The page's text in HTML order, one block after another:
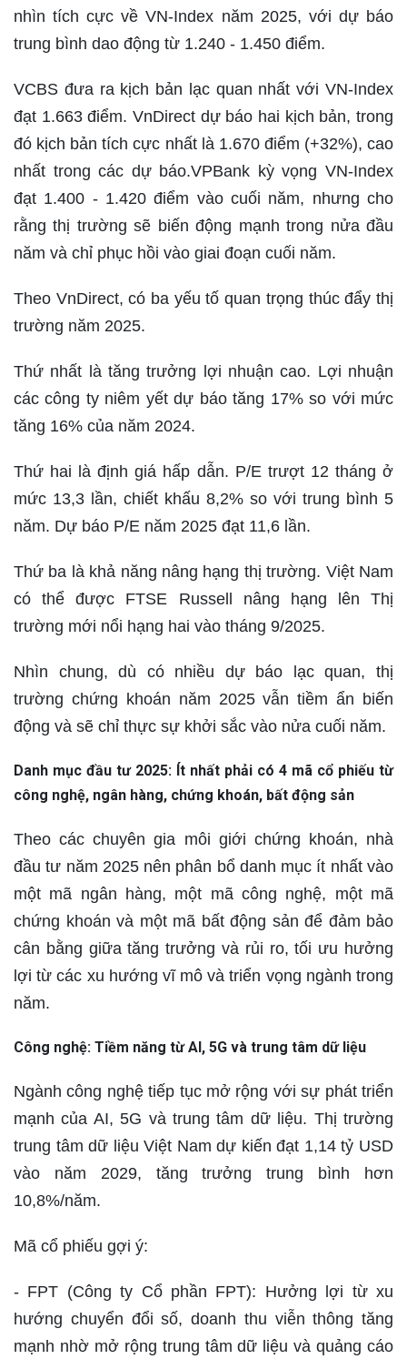
nhìn tích cực về VN-Index năm 2025, với dự báo
trung bình dao động từ 1.240 - 1.450 điểm.
VCBS đưa ra kịch bản lạc quan nhất với VN-Index
đạt 1.663 điểm. VnDirect dự báo hai kịch bản, trong
đó kịch bản tích cực nhất là 1.670 điểm (+32%), cao
nhất trong các dự báo.VPBank kỳ vọng VN-Index
đạt 1.400 - 1.420 điểm vào cuối năm, nhưng cho
rằng thị trường sẽ biến động mạnh trong nửa đầu
năm và chỉ phục hồi vào giai đoạn cuối năm.
Theo VnDirect, có ba yếu tố quan trọng thúc đẩy thị
trường năm 2025.
Thứ nhất là tăng trưởng lợi nhuận cao. Lợi nhuận
các công ty niêm yết dự báo tăng 17% so với mức
tăng 16% của năm 2024.
Thứ hai là định giá hấp dẫn. P/E trượt 12 tháng ở
mức 13,3 lần, chiết khấu 8,2% so với trung bình 5
năm. Dự báo P/E năm 2025 đạt 11,6 lần.
Thứ ba là khả năng nâng hạng thị trường. Việt Nam
có thể được FTSE Russell nâng hạng lên Thị
trường mới nổi hạng hai vào tháng 9/2025.
Nhìn chung, dù có nhiều dự báo lạc quan, thị
trường chứng khoán năm 2025 vẫn tiềm ẩn biến
động và sẽ chỉ thực sự khởi sắc vào nửa cuối năm.
Danh mục đầu tư 2025: Ít nhất phải có 4 mã cổ phiếu từ
công nghệ, ngân hàng, chứng khoán, bất động sản
Theo các chuyên gia môi giới chứng khoán, nhà
đầu tư năm 2025 nên phân bổ danh mục ít nhất vào
một mã ngân hàng, một mã công nghệ, một mã
chứng khoán và một mã bất động sản để đảm bảo
cân bằng giữa tăng trưởng và rủi ro, tối ưu hưởng
lợi từ các xu hướng vĩ mô và triển vọng ngành trong
năm.
Công nghệ: Tiềm năng từ AI, 5G và trung tâm dữ liệu
Ngành công nghệ tiếp tục mở rộng với sự phát triển
mạnh của AI, 5G và trung tâm dữ liệu. Thị trường
trung tâm dữ liệu Việt Nam dự kiến đạt 1,14 tỷ USD
vào năm 2029, tăng trưởng trung bình hơn
10,8%/năm.
Mã cổ phiếu gợi ý:
- FPT (Công ty Cổ phần FPT): Hưởng lợi từ xu
hướng chuyển đổi số, doanh thu viễn thông tăng
mạnh nhờ mở rộng trung tâm dữ liệu và quảng cáo